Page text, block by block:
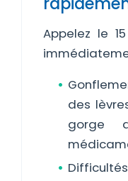
Appelez le
des
gorge